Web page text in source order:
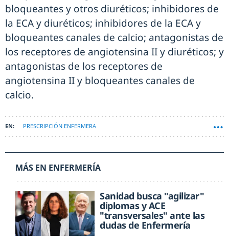
bloqueantes y otros diuréticos; inhibidores de
la ECA y diuréticos; inhibidores de la ECA y
bloqueantes canales de calcio; antagonistas de
los receptores de angiotensina II y diuréticos; y
antagonistas de los receptores de
angiotensina II y bloqueantes canales de
calcio.
PRESCRIPCIÓN ENFERMERA
MÁS EN ENFERMERÍA
Sanidad busca "agilizar"
diplomas y ACE
"transversales" ante las
dudas de Enfermería